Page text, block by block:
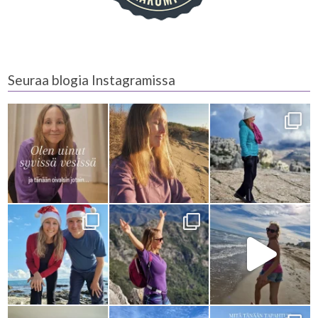
Seuraa blogia Instagramissa